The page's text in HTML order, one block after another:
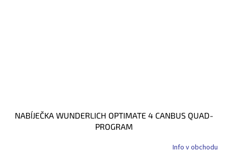
NABÍJEČKA WUNDERLICH OPTIMATE 4 CANBUS QUAD-
PROGRAM
Info v obchodu